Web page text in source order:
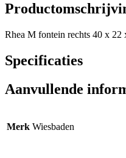
Rhea M fontein rechts 40 x 22
Specificaties
Aanvullende
Merk Wiesbaden